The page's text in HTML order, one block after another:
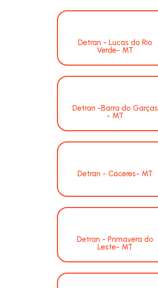
Detran - Lucas do Rio
Verde- MT
Detran -Barra do Garças
- MT
Detran - Cáceres- MT
Detran - Primavera do
Leste- MT